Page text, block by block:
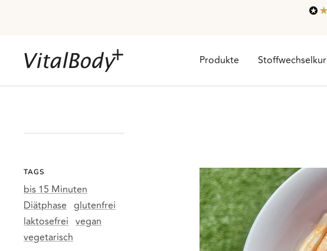
Produkte Stoffwechselkur
VitalBodyPLUS.de
TAGS
bis 15 Minuten
Diätphase glutenfrei
laktosefrei vegan
vegetarisch